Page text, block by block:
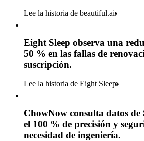
Lee la historia de beautiful.ai
Eight Sleep observa una
50 % en las fallas de
suscripción.
Lee la historia de Eight Sleep
ChowNow consulta datos de
el 100 % de precisión y
necesidad de ingeniería.